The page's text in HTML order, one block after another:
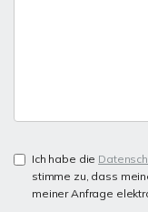
Ich habe die
stimme zu, dass
meiner Anfrage